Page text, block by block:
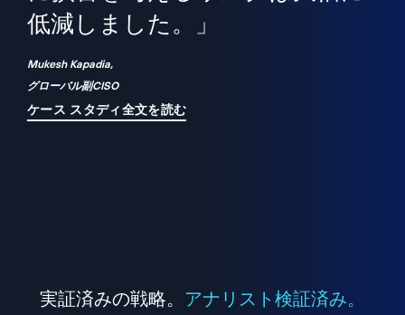
低減しました。」
Mukesh Kapadia,
グローバル副CISO
ケース スタディ全文を読む
実証済みの戦略。 アナリスト検証済み。